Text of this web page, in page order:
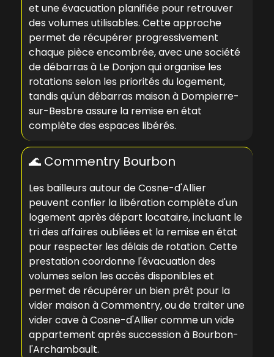
et une évacuation planifiée pour retrouver
des volumes utilisables. Cette approche
permet de récupérer progressivement
chaque pièce encombrée, avec unesociété
de débarras à Le Donjonqui organise les
rotations selon les priorités du logement,
tandis qu'undébarras maison à Dompierre-
sur-Besbreassure la remise en état
complète des espaces libérés.
🌊 Commentry Bourbon
Les bailleurs autour de Cosne-d'Allier
peuvent confier la libération complète d'un
logement après départ locataire, incluant le
tri des affaires oubliées et la remise en état
pour respecter les délais de rotation. Cette
prestation coordonne l'évacuation des
volumes selon les accès disponibles et
permet de récupérer un bien prêt pour la
vider maison à Commentry, ou de traiter une
vider cave à Cosne-d'Alliercomme unvide
appartement après succession à Bourbon-
l'Archambault.